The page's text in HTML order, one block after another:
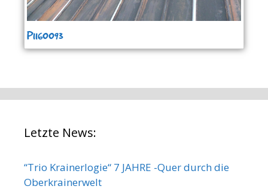
P1160093
Letzte News:
“Trio Krainerlogie“ 7 JAHRE -Quer durch die
Oberkrainerwelt